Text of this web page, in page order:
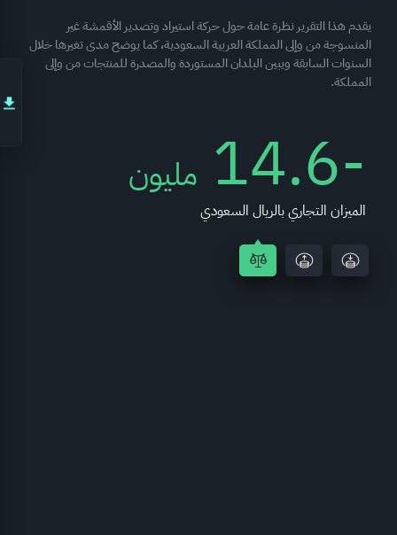
يقدم هذا التقرير نظرة عامة حول حركة استيراد وتصدير الأقمشة غير
المنسوجة من وإلى المملكة العربية السعودية، كما يوضح مدى تغيرها خلال
السنوات السابقة ويبين البلدان المستوردة والمصدرة للمنتجات من وإلى
المملكة.
-14.6 مليون
الميزان التجاري بالريال السعودي